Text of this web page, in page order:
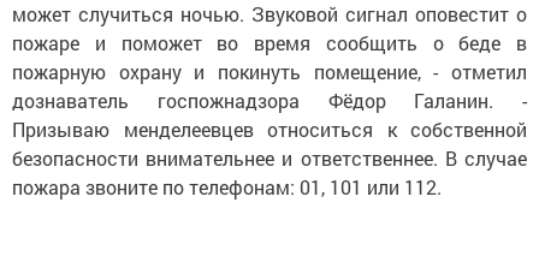
может случиться ночью. Звуковой сигнал оповестит о
пожаре и поможет во время сообщить о беде в
пожарную охрану и покинуть помещение, - отметил
дознаватель госпожнадзора Фёдор Галанин. -
Призываю менделеевцев относиться к собственной
безопасности внимательнее и ответственнее. В случае
пожара звоните по телефонам: 01, 101 или 112.